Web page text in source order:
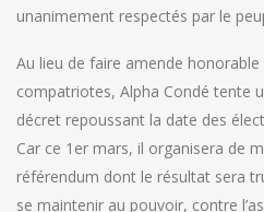
unanimement respectés par le
Au lieu de faire amende
compatriotes, Alpha Condé tente
décret repoussant la date des
Car ce 1er mars, il organisera de
référendum dont le résultat sera
se maintenir au pouvoir, contre